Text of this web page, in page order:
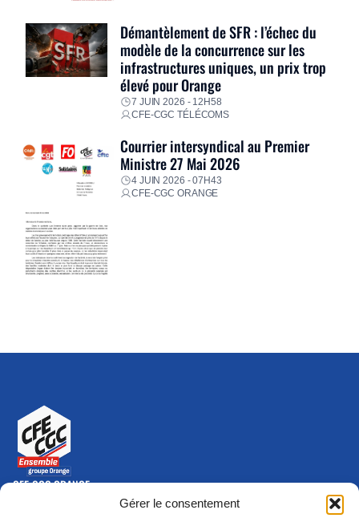
Gérer le consentement
Démantèlement de SFR : l’échec du
modèle de la concurrence sur les
infrastructures uniques, un prix trop
élevé pour Orange
7 JUIN 2026 - 12H58
CFE-CGC TÉLÉCOMS
Courrier intersyndical au Premier
Ministre 27 Mai 2026
4 JUIN 2026 - 07H43
CFE-CGC ORANGE
CFE-CGC ORANGE
10-12 rue Saint Amand, 75015 Paris Cedex 15